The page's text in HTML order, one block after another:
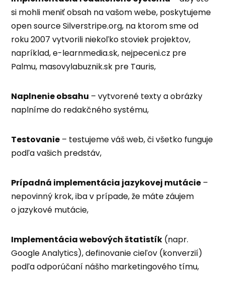
si mohli meniť obsah na vašom webe, poskytujeme
open source Silverstripe.org, na ktorom sme od
roku 2007 vytvorili niekoľko stoviek projektov,
napríklad, e-learnmedia.sk, nejpeceni.cz pre
Palmu, masovylabuznik.sk pre Tauris,
Naplnenie obsahu – vytvorené texty a obrázky
naplníme do redakčného systému,
Testovanie – testujeme váš web, či všetko funguje
podľa vašich predstáv,
Prípadná implementácia jazykovej mutácie –
nepovinný krok, iba v prípade, že máte záujem
o jazykové mutácie,
Implementácia webových štatistík (napr.
Google Analytics), definovanie cieľov (konverzií)
podľa odporúčaní nášho marketingového tímu,